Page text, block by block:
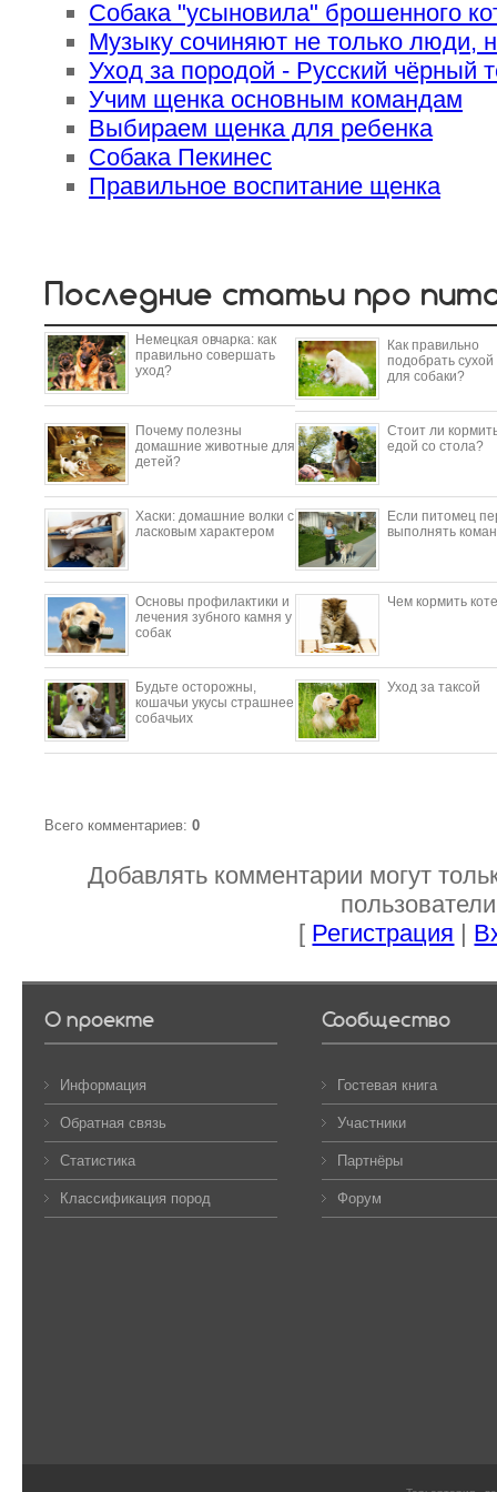
Собака "усыновила" брошенного
Музыку сочиняют не только люди,
Уход за породой - Русский чёрный
Учим щенка основным командам
Выбираем щенка для ребенка
Собака Пекинес
Правильное воспитание щенка
Последние статьи про
Немецкая овчарка: как
правильно совершать
уход?
Как правильно
подобрать сухой
для собаки?
Почему полезны
домашние животные для
детей?
Стоит ли
едой со стола?
​Хаски: домашние волки с
ласковым характером
Если питомец
выполнять
Основы профилактики и
лечения зубного камня у
собак
Чем кормить
Будьте осторожны,
кошачьи укусы страшнее
собачьих
Уход за таксой
Всего комментариев: 0
Добавлять комментарии могут
[ Регистрация |
О проекте
Информация
Обратная связь
Статистика
Классификация пород
Сообщество
Гостевая книга
Участники
Партнёры
Форум